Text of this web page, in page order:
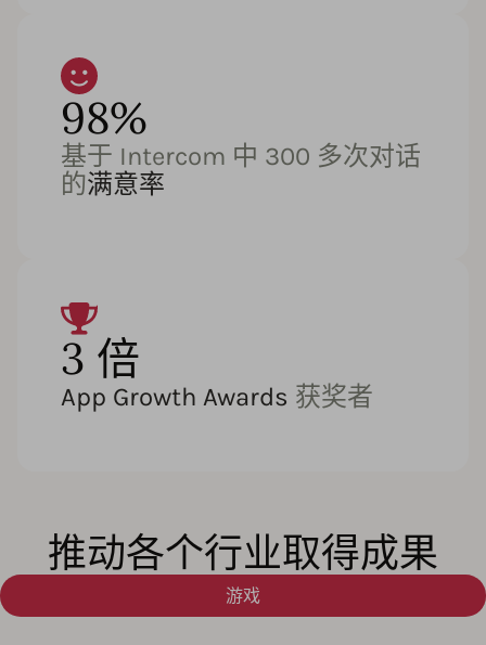
98%
基于 Intercom 中 300 多次对话
的满意率
3 倍
App Growth Awards 获奖者
推动各个行业取得成果
游戏